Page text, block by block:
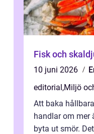
Fisk och
10 juni 2026
editorial,Miljö
Att baka
handlar om mer
byta ut smör.